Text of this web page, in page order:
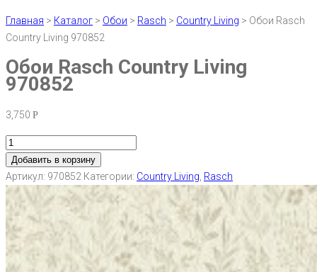
Главная > Каталог > Обои > Rasch > Country Living > Обои Rasch
Country Living 970852
Обои Rasch Country Living
970852
3,750 Р
Добавить в корзину
Артикул: 970852 Категории: Country Living Rasch